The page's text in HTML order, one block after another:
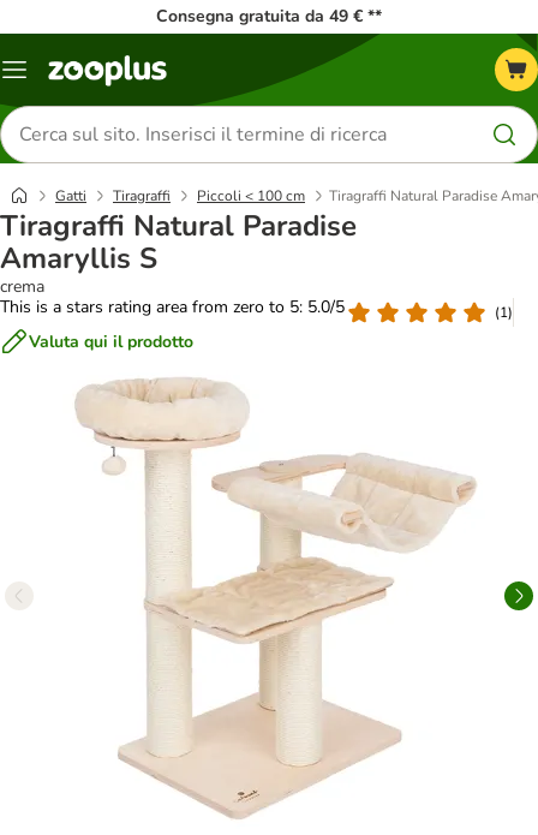
Consegna gratuita da 49 € **
Overview
Cerca
prodotti
Gatti Tiragraffi Piccoli < 100 cm Tiragraffi Natural Paradise
Tiragraffi Natural Paradise
Amaryllis S
crema
This is a stars rating area from zero to 5: 5.0/5
(1)
Valuta qui il prodotto